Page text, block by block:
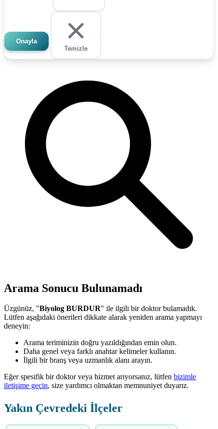
Onayla
Temizle
Arama Sonucu Bulunamadı
Üzgünüz, "Biyolog BURDUR" ile ilgili bir doktor bulamadık.
Lütfen aşağıdaki önerileri dikkate alarak yeniden arama yapmayı
deneyin:
Arama teriminizin doğru yazıldığından emin olun.
Daha genel veya farklı anahtar kelimeler kullanın.
İlgili bir branş veya uzmanlık alanı arayın.
Eğer spesifik bir doktor veya hizmet arıyorsanız, lütfen bizimle
iletişime geçin, size yardımcı olmaktan memnuniyet duyarız.
Yakın Çevredeki İlçeler